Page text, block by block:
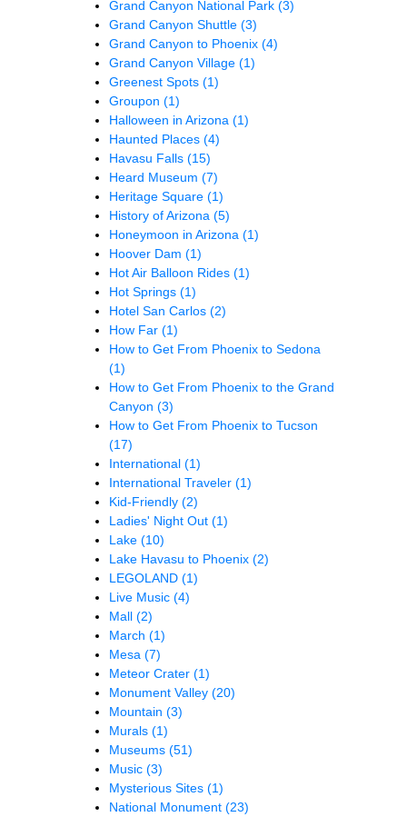
Grand Canyon National Park (3)
Grand Canyon Shuttle (3)
Grand Canyon to Phoenix (4)
Grand Canyon Village (1)
Greenest Spots (1)
Groupon (1)
Halloween in Arizona (1)
Haunted Places (4)
Havasu Falls (15)
Heard Museum (7)
Heritage Square (1)
History of Arizona (5)
Honeymoon in Arizona (1)
Hoover Dam (1)
Hot Air Balloon Rides (1)
Hot Springs (1)
Hotel San Carlos (2)
How Far (1)
How to Get From Phoenix to Sedona
(1)
How to Get From Phoenix to the Grand
Canyon (3)
How to Get From Phoenix to Tucson
(17)
International (1)
International Traveler (1)
Kid-Friendly (2)
Ladies' Night Out (1)
Lake (10)
Lake Havasu to Phoenix (2)
LEGOLAND (1)
Live Music (4)
Mall (2)
March (1)
Mesa (7)
Meteor Crater (1)
Monument Valley (20)
Mountain (3)
Murals (1)
Museums (51)
Music (3)
Mysterious Sites (1)
National Monument (23)